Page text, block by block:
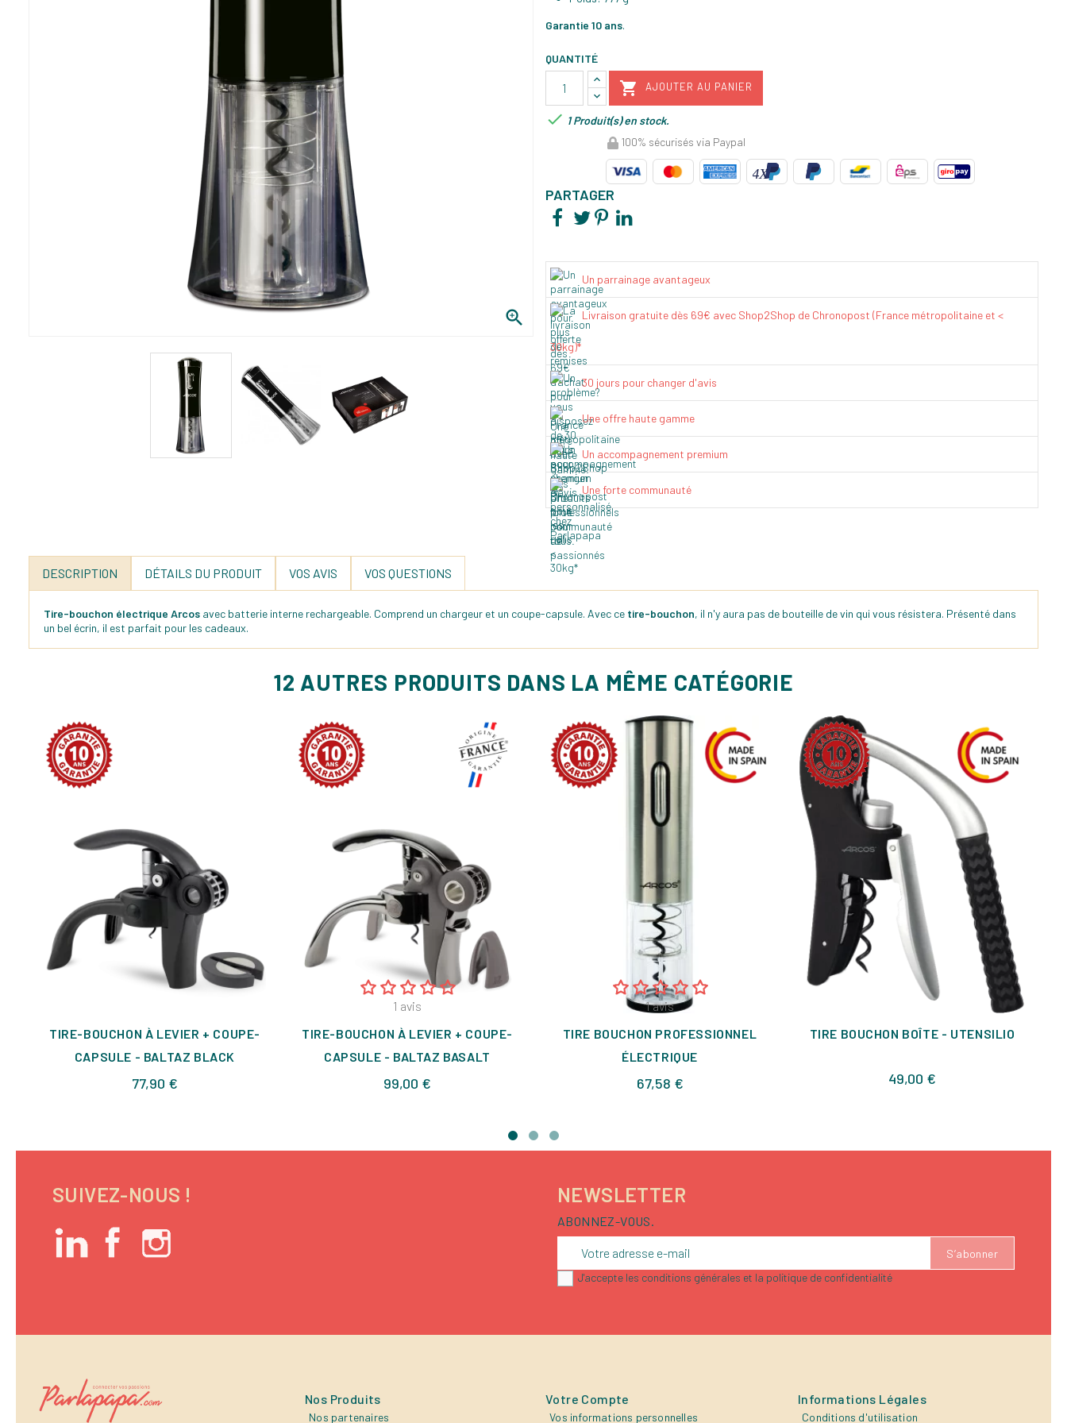

Garantie 10 ans.
QUANTITÉ
 AJOUTER AU PANIER
 1 Produit(s) en stock.
100% sécurisés via Paypal
PARTAGER
Un parrainage avantageux
Livraison gratuite dès 69€ avec Shop2Shop de Chronopost (France métropolitaine et <
30kg)*
30 jours pour changer d'avis
Une offre haute gamme
Un accompagnement premium
Une forte communauté
DESCRIPTION DÉTAILS DU PRODUIT VOS AVIS VOS QUESTIONS
Tire-bouchon électrique Arcos avec batterie interne rechargeable. Comprend un chargeur et un coupe-capsule. Avec ce tire-bouchon, il n'y aura pas de bouteille de vin qui vous résistera. Présenté dans
un bel écrin, il est parfait pour les cadeaux.
12 AUTRES PRODUITS DANS LA MÊME CATÉGORIE
TIRE-BOUCHON À LEVIER + COUPE-
CAPSULE - BALTAZ BLACK
77,90 €
1 avis
TIRE-BOUCHON À LEVIER + COUPE-
CAPSULE - BALTAZ BASALT
99,00 €
1avis
TIRE BOUCHON PROFESSIONNEL
ÉLECTRIQUE
67,58 €Prix
TIRE BOUCHON BOÎTE - UTENSILIO
49,00 €
SUIVEZ-NOUS ! NEWSLETTER
ABONNEZ-VOUS.
J'accepte les conditions générales et la politique de confidentialité
Nos Produits
Nos partenaires
Votre Compte
Vos informations personnelles
Informations Légales
Conditions d'utilisation